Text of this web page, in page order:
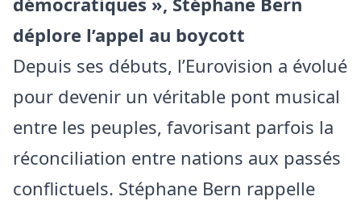
déplore l’appel au boycott
Depuis ses débuts, l’Eurovision a évolué
pour devenir un véritable pont musical
entre les peuples, favorisant parfois la
réconciliation entre nations aux passés
conflictuels. Stéphane Bern rappelle